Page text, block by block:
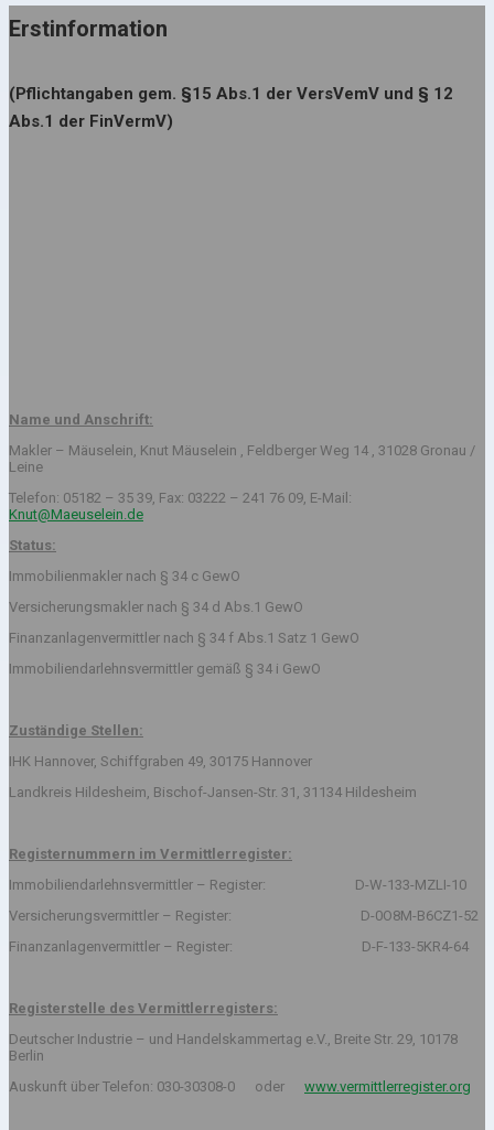
Erstinformation
(Pflichtangaben gem. §15 Abs.1 der VersVemV und § 12
Abs.1 der FinVermV)
Name und Anschrift:
Makler – Mäuselein, Knut Mäuselein , Feldberger Weg 14 , 31028 Gronau /
Leine
Telefon: 05182 – 35 39, Fax: 03222 – 241 76 09, E-Mail:
Knut@Maeuselein.de
Status:
Immobilienmakler nach § 34 c GewO
Versicherungsmakler nach § 34 d Abs.1 GewO
Finanzanlagenvermittler nach § 34 f Abs.1 Satz 1 GewO
Immobiliendarlehnsvermittler gemäß § 34 i GewO
Zuständige Stellen:
IHK Hannover, Schiffgraben 49, 30175 Hannover
Landkreis Hildesheim, Bischof-Jansen-Str. 31, 31134 Hildesheim
Registernummern im Vermittlerregister:
Immobiliendarlehnsvermittler – Register: D-W-133-MZLI-10
Versicherungsvermittler – Register: D-0O8M-B6CZ1-52
Finanzanlagenvermittler – Register: D-F-133-5KR4-64
Registerstelle des Vermittlerregisters:
Deutscher Industrie – und Handelskammertag e.V., Breite Str. 29, 10178
Berlin
Auskunft über Telefon: 030-30308-0 oder www.vermittlerregister.org